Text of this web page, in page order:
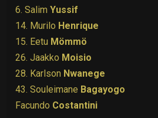
6. SalimYussif
14. Murilo Henrique
15. Eetu Mömmö
26. Jaakko Moisio
28. Karlson Nwanege
43. Souleimane Bagayogo
Facundo Costantini